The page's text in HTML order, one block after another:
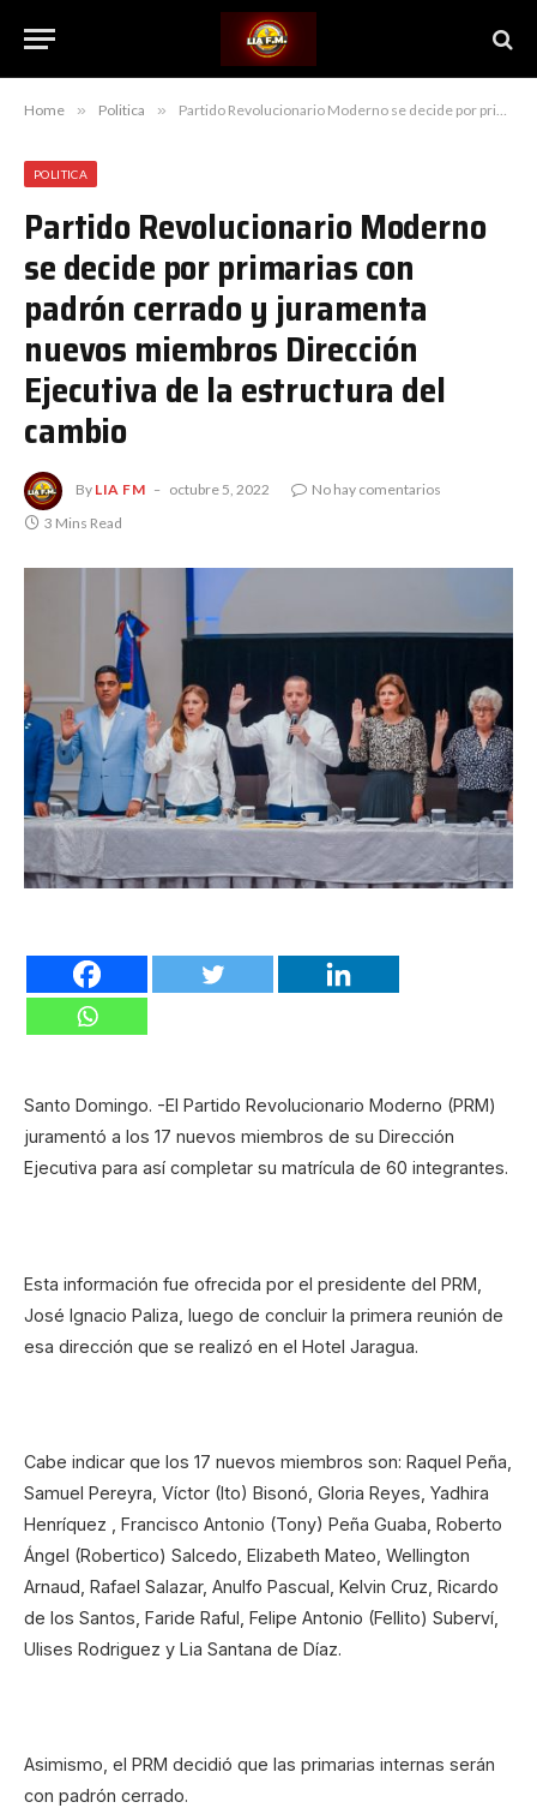
Home » Politica » Partido Revolucionario Moderno se decide por primarias con padrón cerrado y juramenta nuevos miembros Dirección Ejecutiva de la estructura del cambio
POLITICA
Partido Revolucionario Moderno
se decide por primarias con
padrón cerrado y juramenta
nuevos miembros Dirección
Ejecutiva de la estructura del
cambio
By LIA FM octubre 5, 2022
No hay comentarios
3 Mins Read
Santo Domingo. -El Partido Revolucionario Moderno (PRM)
juramentó a los 17 nuevos miembros de su Dirección
Ejecutiva para así completar su matrícula de 60 integrantes.
Esta información fue ofrecida por el presidente del PRM,
José Ignacio Paliza, luego de concluir la primera reunión de
esa dirección que se realizó en el Hotel Jaragua.
Cabe indicar que los 17 nuevos miembros son: Raquel Peña,
Samuel Pereyra, Víctor (Ito) Bisonó, Gloria Reyes, Yadhira
Henríquez , Francisco Antonio (Tony) Peña Guaba, Roberto
Ángel (Robertico) Salcedo, Elizabeth Mateo, Wellington
Arnaud, Rafael Salazar, Anulfo Pascual, Kelvin Cruz, Ricardo
de los Santos, Faride Raful, Felipe Antonio (Fellito) Suberví,
Ulises Rodriguez y Lia Santana de Díaz.
Asimismo, el PRM decidió que las primarias internas serán
con padrón cerrado.